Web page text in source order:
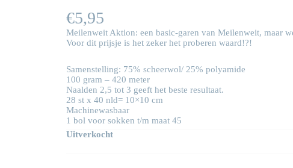
€5,95
Meilenweit Aktion: een basic-garen van Meilenweit, maar
Voor dit prijsje is het zeker het proberen waard!?!
Samenstelling: 75% scheerwol/ 25% polyamide
100 gram – 420 meter
Naalden 2,5 tot 3 geeft het beste resultaat.
28 st x 40 nld= 10×10 cm
Machinewasbaar
1 bol voor sokken t/m maat 45
Uitverkocht